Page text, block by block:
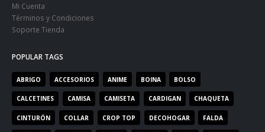
Mi Cuenta
Términos y Condiciones
Soporte Tienda
POPULAR TAGS
ABRIGO ACCESORIOS ANIME BOINA BOLSO
CALCETINES CAMISA CAMISETA CARDIGAN CHAQUETA
CINTURÓN COLLAR CROP TOP DECOHOGAR FALDA